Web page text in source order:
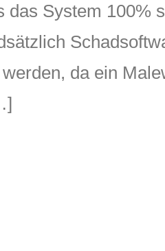
das System 100%
da ein